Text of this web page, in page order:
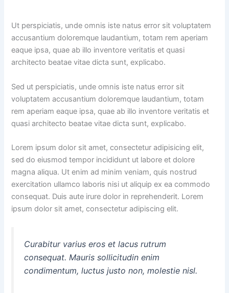
Ut perspiciatis, unde omnis iste natus error sit voluptatem
accusantium doloremque laudantium, totam rem aperiam
eaque ipsa, quae ab illo inventore veritatis et quasi
architecto beatae vitae dicta sunt, explicabo.
Sed ut perspiciatis, unde omnis iste natus error sit
voluptatem accusantium doloremque laudantium, totam
rem aperiam eaque ipsa, quae ab illo inventore veritatis et
quasi architecto beatae vitae dicta sunt, explicabo.
Lorem ipsum dolor sit amet, consectetur adipisicing elit,
sed do eiusmod tempor incididunt ut labore et dolore
magna aliqua. Ut enim ad minim veniam, quis nostrud
exercitation ullamco laboris nisi ut aliquip ex ea commodo
consequat. Duis aute irure dolor in reprehenderit. Lorem
ipsum dolor sit amet, consectetur adipiscing elit.
Curabitur varius eros et lacus rutrum
consequat. Mauris sollicitudin enim
condimentum, luctus justo non, molestie nisl.